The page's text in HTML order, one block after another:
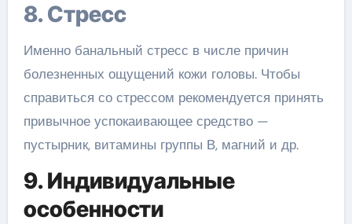
8. Стресс
Именно банальный стресс в числе причин
болезненных ощущений кожи головы. Чтобы
справиться со стрессом рекомендуется принять
привычное успокаивающее средство —
пустырник, витамины группы В, магний и др.
9. Индивидуальные
особенности